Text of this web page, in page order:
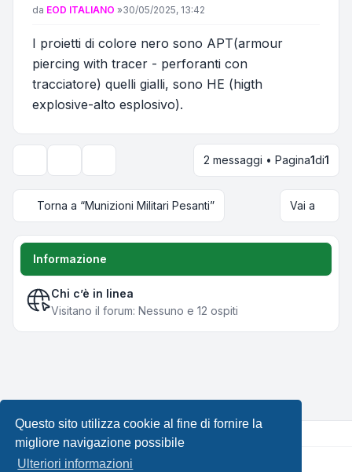
Questo sito utilizza cookie al fine di fornire la
migliore navigazione possibile
Ulteriori informazioni
Messaggio
da EOD ITALIANO »30/05/2025, 13:42
I proietti di colore nero sono APT(armour
piercing with tracer - perforanti con
tracciatore) quelli gialli, sono HE (higth
explosive-alto esplosivo).
Opzioni di visualizzazione e ordinamento
2 messaggi • Pagina1di1
Torna a “Munizioni Militari Pesanti” Vai a
Informazione
Chi c’è in linea
Visitano il forum: Nessuno e 12 ospiti